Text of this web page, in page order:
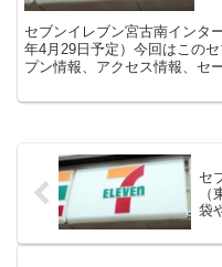
セブンイレブン宮古南インタ
年4月29日予定）今回はこの
プン情報、アクセス情報、セ
セ
袋